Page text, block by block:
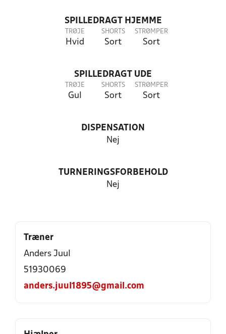
SPILLEDRAGT HJEMME
TRØJE
Hvid
SHORTS
Sort
STRØMPER
Sort
SPILLEDRAGT UDE
TRØJE
Gul
SHORTS
Sort
STRØMPER
Sort
DISPENSATION
Nej
TURNERINGSFORBEHOLD
Nej
Træner
Anders Juul
51930069
anders.juul1895@gmail.com